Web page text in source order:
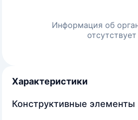
Информация об
отсутствует
Характеристики
Конструктивные элементы